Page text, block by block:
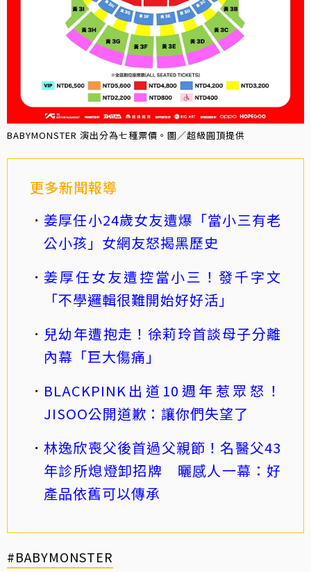
BABYMONSTER 演出分為七種票價。圖／超級圓頂提供
更多新聞報導
姜厚任小24歲女友遭爆「當小三有老
公小孩」女網友怒揭黑歷史
姜厚任女友遭控當小三！發千字文
「不學邏輯很難開始好好活」
兒幼年遭抱走！徐莉玲首談母子分離
內幕「巨大傷痛」
BLACKPINK出道10週年惹眾怒！
JISOO公開道歉：讓你們失望了
林逸欣喪父後首過父親節！名醫父43
年診所熄燈卸招牌 曬感人一幕：好
產品依舊可以傳承
#BABYMONSTER